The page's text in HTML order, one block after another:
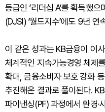
등급인 ‘리더십 A’를 획득했
(DJSI) ‘월드지수’에도 9년 연
이 같은 성과는 KB금융이 이
체계적인 지속가능경영 체제
확대, 금융소비자 보호 강화
추진해온 결과로 풀이된다.
파이낸싱(PF) 과정에서 환경·